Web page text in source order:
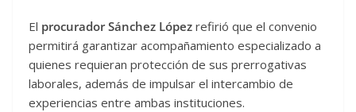
El procurador Sánchez López refirió que el convenio
permitirá garantizar acompañamiento especializado a
quienes requieran protección de sus prerrogativas
laborales, además de impulsar el intercambio de
experiencias entre ambas instituciones.